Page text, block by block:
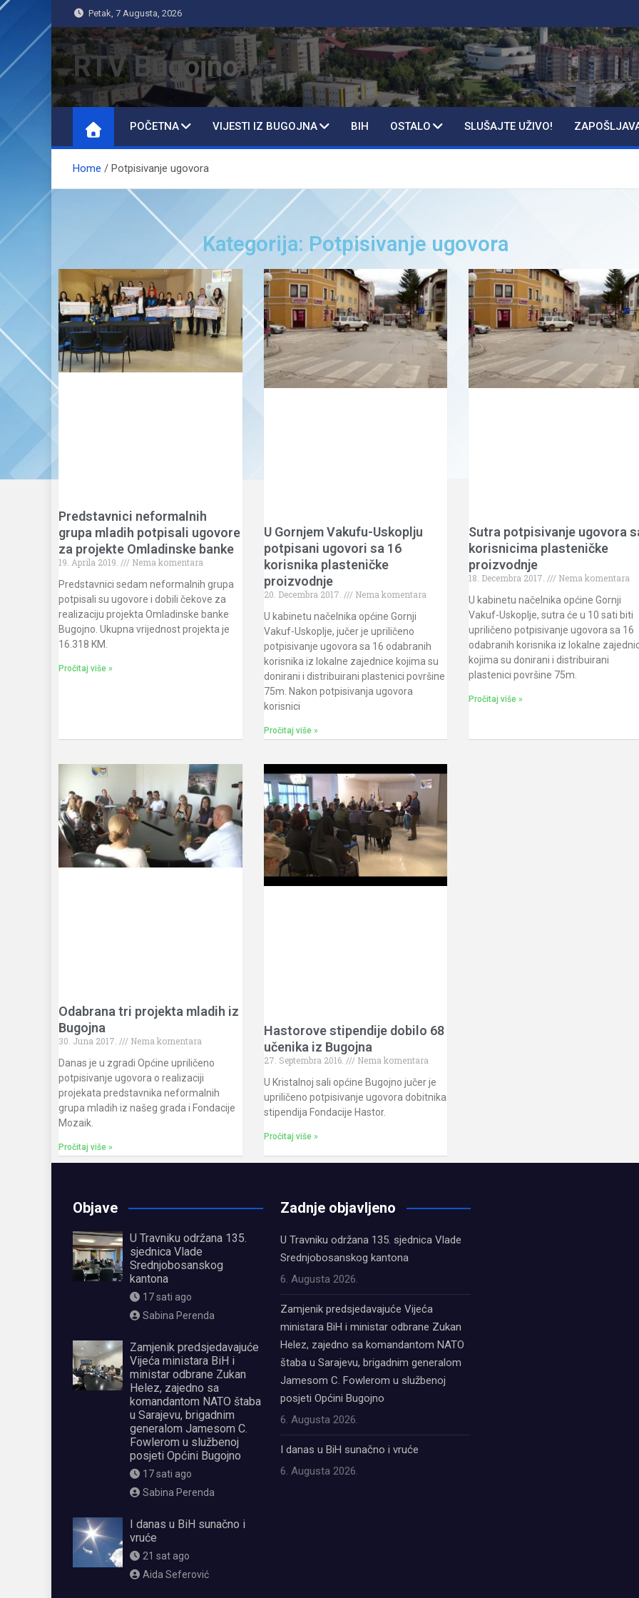
Petak, 7 Augusta, 2026
RTV Bugojno
POČETNA VIJESTI IZ BUGOJNA BIH OSTALO SLUŠAJTE UŽIVO!
Home Potpisivanje ugovora
Kategorija: Potpisivanje ugovora
Predstavnici neformalnih
grupa mladih potpisali ugovore
za projekte Omladinske banke
19. Aprila 2019.
Nema komentara
Predstavnici sedam neformalnih grupa
potpisali su ugovore i dobili čekove za
realizaciju projekta Omladinske banke
Bugojno. Ukupna vrijednost projekta je
16.318 KM.
Pročitaj više »
U Gornjem Vakufu-Uskoplju
potpisani ugovori sa 16
korisnika plasteničke
proizvodnje
20. Decembra 2017.
Nema komentara
U kabinetu načelnika općine Gornji
Vakuf-Uskoplje, jučer je upriličeno
potpisivanje ugovora sa 16 odabranih
korisnika iz lokalne zajednice kojima su
donirani i distribuirani plastenici površine
75m. Nakon potpisivanja ugovora
korisnici
Pročitaj više »
Sutra potpisivanje ugovora
korisnicima plasteničke
proizvodnje
18. Decembra 2017.
Nema komentara
U kabinetu načelnika općine Gornji
Vakuf-Uskoplje, sutra će u 10 sati biti
upriličeno potpisivanje ugovora sa 16
odabranih korisnika iz lokalne
kojima su donirani i distribuirani
plastenici površine 75m.
Pročitaj više »
Odabrana tri projekta mladih iz
Bugojna
30. Juna 2017.
Nema komentara
Danas je u zgradi Općine upriličeno
potpisivanje ugovora o realizaciji
projekata predstavnika neformalnih
grupa mladih iz našeg grada i Fondacije
Mozaik.
Pročitaj više »
Hastorove stipendije dobilo 68
učenika iz Bugojna
27. Septembra 2016.
Nema komentara
U Kristalnoj sali općine Bugojno jučer je
upriličeno potpisivanje ugovora dobitnika
stipendija Fondacije Hastor.
Pročitaj više »
Objave
U Travniku održana 135.
sjednica Vlade
Srednjobosanskog
kantona
17 sati ago
Sabina Perenda
Zamjenik predsjedavajuće
Vijeća ministara BiH i
ministar odbrane Zukan
Helez, zajedno sa
komandantom NATO štaba
u Sarajevu, brigadnim
generalom Jamesom C.
Fowlerom u službenoj
posjeti Općini Bugojno
17 sati ago
Sabina Perenda
I danas u BiH sunačno i
vruće
21 sat ago
Aida Seferović
Zadnje objavljeno
U Travniku održana 135. sjednica Vlade
Srednjobosanskog kantona
6. Augusta 2026.
Zamjenik predsjedavajuće Vijeća
ministara BiH i ministar odbrane Zukan
Helez, zajedno sa komandantom NATO
štaba u Sarajevu, brigadnim generalom
Jamesom C. Fowlerom u službenoj
posjeti Općini Bugojno
6. Augusta 2026.
I danas u BiH sunačno i vruće
6. Augusta 2026.